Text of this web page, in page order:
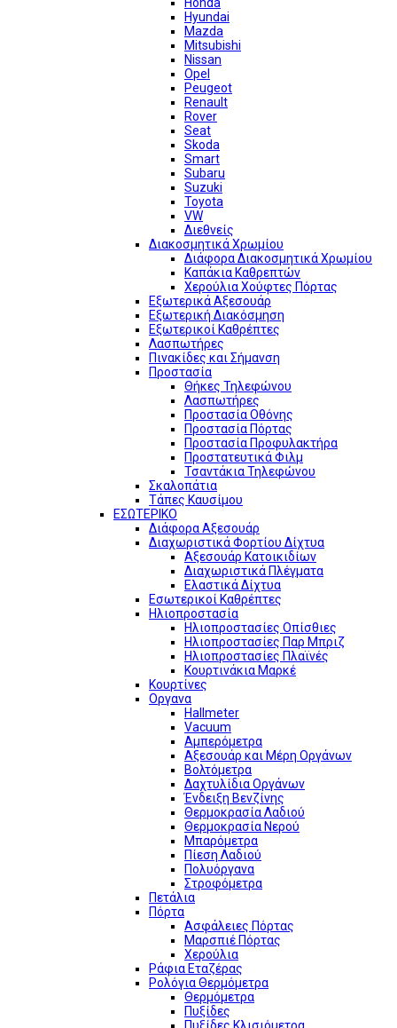
Hyundai
Mazda
Mitsubishi
Nissan
Opel
Peugeot
Renault
Rover
Seat
Skoda
Smart
Subaru
Suzuki
Toyota
VW
Διεθνείς
Διακοσμητικά Χρωμίου
Διάφορα Διακοσμητικά Χρωμίου
Καπάκια Καθρεπτών
Χερούλια Χούφτες Πόρτας
Εξωτερικά Αξεσουάρ
Εξωτερική Διακόσμηση
Εξωτερικοί Καθρέπτες
Λασπωτήρες
Πινακίδες και Σήμανση
Προστασία
Θήκες Τηλεφώνου
Λασπωτήρες
Προστασία Οθόνης
Προστασία Πόρτας
Προστασία Προφυλακτήρα
Προστατευτικά Φιλμ
Τσαντάκια Τηλεφώνου
Σκαλοπάτια
Τάπες Καυσίμου
ΕΣΩΤΕΡΙΚΟ
Διάφορα Αξεσουάρ
Διαχωριστικά Φορτίου Δίχτυα
Αξεσουάρ Κατοικιδίων
Διαχωριστικά Πλέγματα
Ελαστικά Δίχτυα
Εσωτερικοί Καθρέπτες
Ηλιοπροστασία
Ηλιοπροστασίες Οπίσθιες
Ηλιοπροστασίες Παρ Μπριζ
Ηλιοπροστασίες Πλαϊνές
Κουρτινάκια Μαρκέ
Κουρτίνες
Οργανα
Hallmeter
Vacuum
Αμπερόμετρα
Αξεσουάρ και Μέρη Οργάνων
Βολτόμετρα
Δαχτυλίδια Οργάνων
Ένδειξη Βενζίνης
Θερμοκρασία Λαδιού
Θερμοκρασία Νερού
Μπαρόμετρα
Πίεση Λαδιού
Πολυόργανα
Στροφόμετρα
Πετάλια
Πόρτα
Ασφάλειες Πόρτας
Μαρσπιέ Πόρτας
Χερούλια
Ράφια Εταζέρας
Ρολόγια Θερμόμετρα
Θερμόμετρα
Πυξίδες